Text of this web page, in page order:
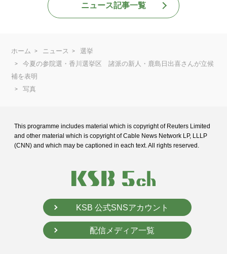
ニュース記事一覧
ホーム ニュース
選挙
今夏の参院選・香川選挙区 諸派の新人・鹿島日出喜さんが立候
補を表明
写真
This programme includes material which is copyright of Reuters Limited
and other material which is copyright of Cable News Network LP, LLLP
(CNN) and which may be captioned in each text. All rights reserved.
KSB 公式SNSアカウント
配信メディア一覧